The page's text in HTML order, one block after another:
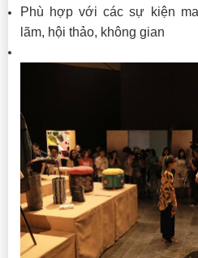
Phù hợp với các sự kiện
lãm, hội thảo, không gian